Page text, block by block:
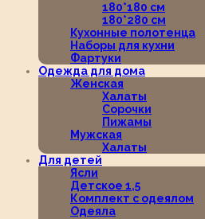
180*180 см
180*280 см
Кухонные полотенца
Наборы для кухни
Фартуки
Одежда для дома
Женская
Халаты
Сорочки
Пижамы
Мужская
Халаты
Для детей
Ясли
Детское 1,5
Комплект с одеялом
Одеяла